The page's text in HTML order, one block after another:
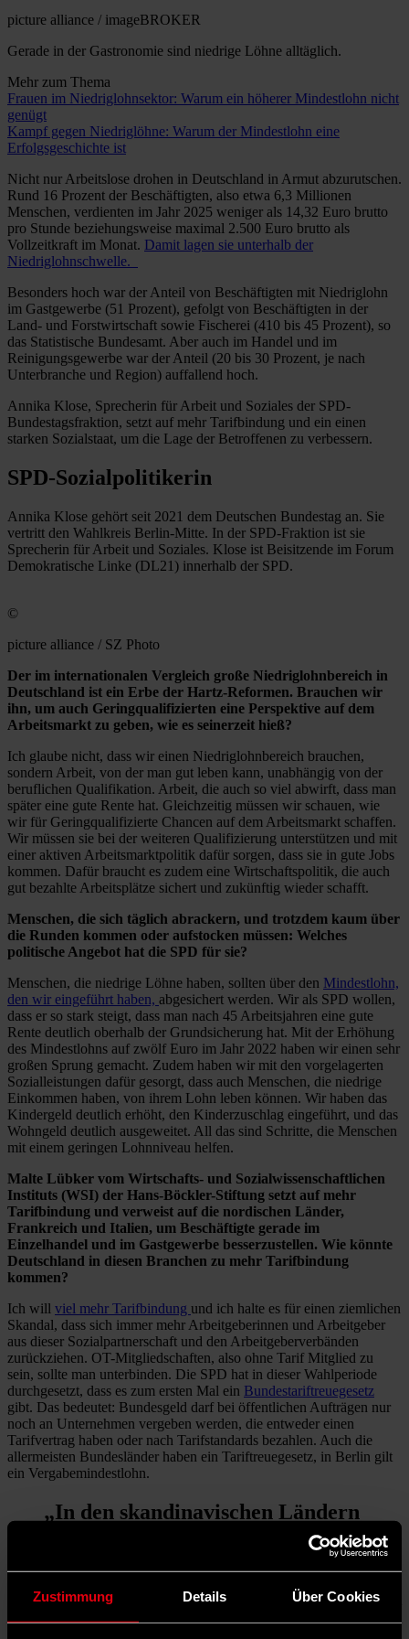
Zustimmung Details Über Cookies
picture alliance / imageBROKER
Gerade in der Gastronomie sind niedrige Löhne alltäglich.
Mehr zum Thema
Frauen im Niedriglohnsektor: Warum ein höherer Mindestlohn nicht
genügt
Kampf gegen Niedriglöhne: Warum der Mindestlohn eine
Erfolgsgeschichte ist
Nicht nur Arbeitslose drohen in Deutschland in Armut abzurutschen.
Rund 16 Prozent der Beschäftigten, also etwa 6,3 Millionen
Menschen, verdienten im Jahr 2025 weniger als 14,32 Euro brutto
pro Stunde beziehungsweise maximal 2.500 Euro brutto als
Vollzeitkraft im Monat. Damit lagen sie unterhalb der
Niedriglohnschwelle.
Besonders hoch war der Anteil von Beschäftigten mit Niedriglohn
im Gastgewerbe (51 Prozent), gefolgt von Beschäftigten in der
Land- und Forstwirtschaft sowie Fischerei (410 bis 45 Prozent), so
das Statistische Bundesamt. Aber auch im Handel und im
Reinigungsgewerbe war der Anteil (20 bis 30 Prozent, je nach
Unterbranche und Region) auffallend hoch.
Annika Klose, Sprecherin für Arbeit und Soziales der SPD-
Bundestagsfraktion, setzt auf mehr Tarifbindung und ein einen
starken Sozialstaat, um die Lage der Betroffenen zu verbessern.
SPD-Sozialpolitikerin
Annika Klose gehört seit 2021 dem Deutschen Bundestag an. Sie
vertritt den Wahlkreis Berlin-Mitte. In der SPD-Fraktion ist sie
Sprecherin für Arbeit und Soziales. Klose ist Beisitzende im Forum
Demokratische Linke (DL21) innerhalb der SPD.
©
picture alliance / SZ Photo
Der im internationalen Vergleich große Niedriglohnbereich in
Deutschland ist ein Erbe der Hartz-Reformen. Brauchen wir
ihn, um auch Geringqualifizierten eine Perspektive auf dem
Arbeitsmarkt zu geben, wie es seinerzeit hieß?
Ich glaube nicht, dass wir einen Niedriglohnbereich brauchen,
sondern Arbeit, von der man gut leben kann, unabhängig von der
beruflichen Qualifikation. Arbeit, die auch so viel abwirft, dass man
später eine gute Rente hat. Gleichzeitig müssen wir schauen, wie
wir für Geringqualifizierte Chancen auf dem Arbeitsmarkt schaffen.
Wir müssen sie bei der weiteren Qualifizierung unterstützen und mit
einer aktiven Arbeitsmarktpolitik dafür sorgen, dass sie in gute Jobs
kommen. Dafür braucht es zudem eine Wirtschaftspolitik, die auch
gut bezahlte Arbeitsplätze sichert und zukünftig wieder schafft.
Menschen, die sich täglich abrackern, und trotzdem kaum über
die Runden kommen oder aufstocken müssen: Welches
politische Angebot hat die SPD für sie?
Menschen, die niedrige Löhne haben, sollten über den Mindestlohn,
den wir eingeführt haben, abgesichert werden. Wir als SPD wollen,
dass er so stark steigt, dass man nach 45 Arbeitsjahren eine gute
Rente deutlich oberhalb der Grundsicherung hat. Mit der Erhöhung
des Mindestlohns auf zwölf Euro im Jahr 2022 haben wir einen sehr
großen Sprung gemacht. Zudem haben wir mit den vorgelagerten
Sozialleistungen dafür gesorgt, dass auch Menschen, die niedrige
Einkommen haben, von ihrem Lohn leben können. Wir haben das
Kindergeld deutlich erhöht, den Kinderzuschlag eingeführt, und das
Wohngeld deutlich ausgeweitet. All das sind Schritte, die Menschen
mit einem geringen Lohnniveau helfen.
Malte Lübker vom Wirtschafts- und Sozialwissenschaftlichen
Instituts (WSI) der Hans-Böckler-Stiftung setzt auf mehr
Tarifbindung und verweist auf die nordischen Länder,
Frankreich und Italien, um Beschäftigte gerade im
Einzelhandel und im Gastgewerbe besserzustellen. Wie könnte
Deutschland in diesen Branchen zu mehr Tarifbindung
kommen?
Ich will viel mehr Tarifbindung und ich halte es für einen ziemlichen
Skandal, dass sich immer mehr Arbeitgeberinnen und Arbeitgeber
aus dieser Sozialpartnerschaft und den Arbeitgeberverbänden
zurückziehen. OT-Mitgliedschaften, also ohne Tarif Mitglied zu
sein, sollte man unterbinden. Die SPD hat in dieser Wahlperiode
durchgesetzt, dass es zum ersten Mal ein Bundestariftreuegesetz
gibt. Das bedeutet: Bundesgeld darf bei öffentlichen Aufträgen nur
noch an Unternehmen vergeben werden, die entweder einen
Tarifvertrag haben oder nach Tarifstandards bezahlen. Auch die
allermeisten Bundesländer haben ein Tariftreuegesetz, in Berlin gilt
ein Vergabemindestlohn.
„In den skandinavischen Ländern
sind Branchen-Tarifverträge sehr
Was haben Kellner*innen oder Kassierer*innen im Supermarkt